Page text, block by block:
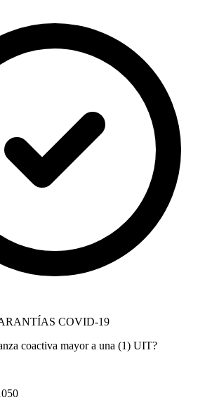
COVID-19
coactiva mayor a una (1) UIT?